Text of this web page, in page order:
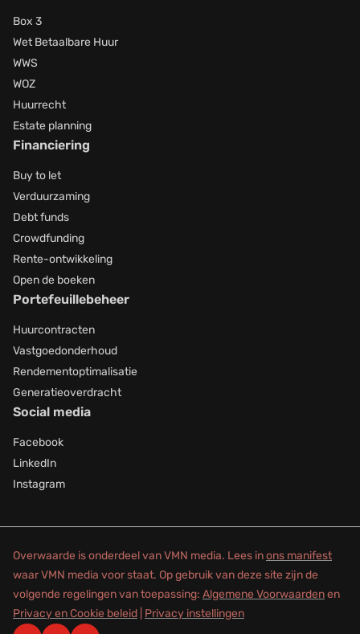
Box 3
Wet Betaalbare Huur
WWS
WOZ
Huurrecht
Estate planning
Financiering
Buy to let
Verduurzaming
Debt funds
Crowdfunding
Rente-ontwikkeling
Open de boeken
Portefeuillebeheer
Huurcontracten
Vastgoedonderhoud
Rendementoptimalisatie
Generatieoverdracht
Social media
Facebook
LinkedIn
Instagram
Overwaarde is onderdeel van VMN media. Lees inons manifest
waar VMN media voor staat. Op gebruik van deze site zijn de
volgende regelingen van toepassing: Algemene Voorwaardenen
Privacy en Cookie beleid Privacy instellingen